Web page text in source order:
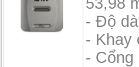
53,98
- Độ
- Khay
- Cổng